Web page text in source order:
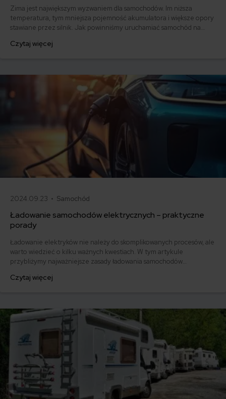
Zima jest największym wyzwaniem dla samochodów. Im niższa
temperatura, tym mniejsza pojemność akumulatora i większe opory
stawiane przez silnik. Jak powinniśmy uruchamiać samochód na
Czytaj więcej
2024.09.23 • Samochód
Ładowanie samochodów elektrycznych – praktyczne
porady
Ładowanie elektryków nie należy do skomplikowanych procesów, ale
warto wiedzieć o kilku ważnych kwestiach. W tym artykule
przybliżymy najważniejsze zasady ładowania samochodów
Sprawdź, czego potrzebujesz, aby optymalnie naładować
Czytaj więcej